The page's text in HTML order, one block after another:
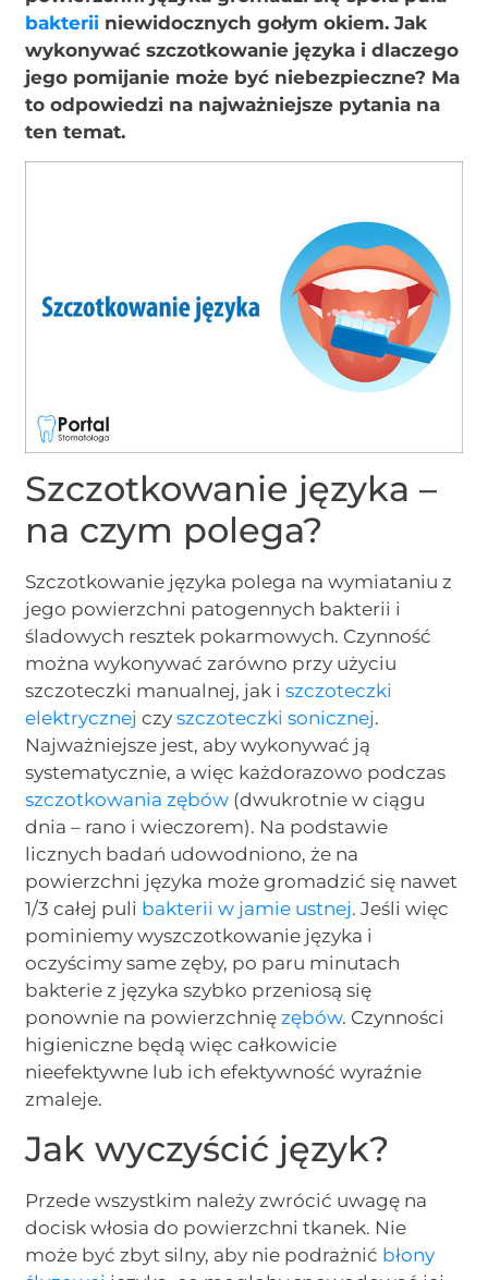
bakterii niewidocznych gołym okiem. Jak
wykonywać szczotkowanie języka i dlaczego
jego pomijanie może być niebezpieczne? Ma
to odpowiedzi na najważniejsze pytania na
ten temat.
Szczotkowanie języka –
na czym polega?
Szczotkowanie języka polega na wymiataniu z
jego powierzchni patogennych bakterii i
śladowych resztek pokarmowych. Czynność
można wykonywać zarówno przy użyciu
szczoteczki manualnej, jak iszczoteczki
elektrycznej czyszczoteczki sonicznej.
Najważniejsze jest, aby wykonywać ją
systematycznie, a więc każdorazowo podczas
szczotkowania zębów (dwukrotnie w ciągu
dnia – rano i wieczorem). Na podstawie
licznych badań udowodniono, że na
powierzchni języka może gromadzić się nawet
1/3 całej puli bakterii w jamie ustnej. Jeśli więc
pominiemy wyszczotkowanie języka i
oczyścimy same zęby, po paru minutach
bakterie z języka szybko przeniosą się
ponownie na powierzchnięzębów. Czynności
higieniczne będą więc całkowicie
nieefektywne lub ich efektywność wyraźnie
zmaleje.
Jak wyczyścić język?
Przede wszystkim należy zwrócić uwagę na
docisk włosia do powierzchni tkanek. Nie
może być zbyt silny, aby nie podrażnić błony